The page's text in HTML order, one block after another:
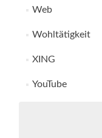
Web
Wohltätigkeit
XING
YouTube